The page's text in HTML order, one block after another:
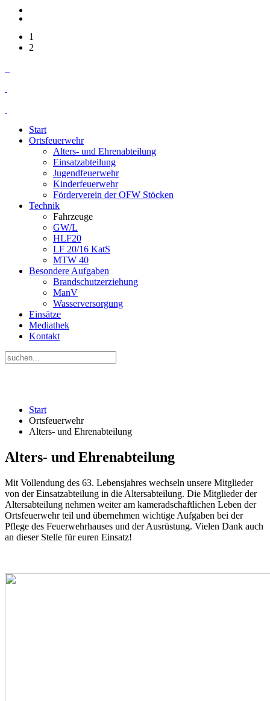
1
2
Start
Ortsfeuerwehr
Alters- und Ehrenabteilung
Einsatzabteilung
Jugendfeuerwehr
Kinderfeuerwehr
Förderverein der OFW Stöcken
Technik
Fahrzeuge
GW/L
HLF20
LF 20/16 KatS
MTW 40
Besondere Aufgaben
Brandschutzerziehung
ManV
Wasserversorgung
Einsätze
Mediathek
Kontakt
Start
Ortsfeuerwehr
Alters- und Ehrenabteilung
Alters- und Ehrenabteilung
Mit Vollendung des 63. Lebensjahres wechseln unsere Mitglieder
von der Einsatzabteilung in die Altersabteilung. Die Mitglieder der
Altersabteilung nehmen weiter am kameradschaftlichen Leben der
Ortsfeuerwehr teil und übernehmen wichtige Aufgaben bei der
Pflege des Feuerwehrhauses und der Ausrüstung. Vielen Dank auch
an dieser Stelle für euren Einsatz!